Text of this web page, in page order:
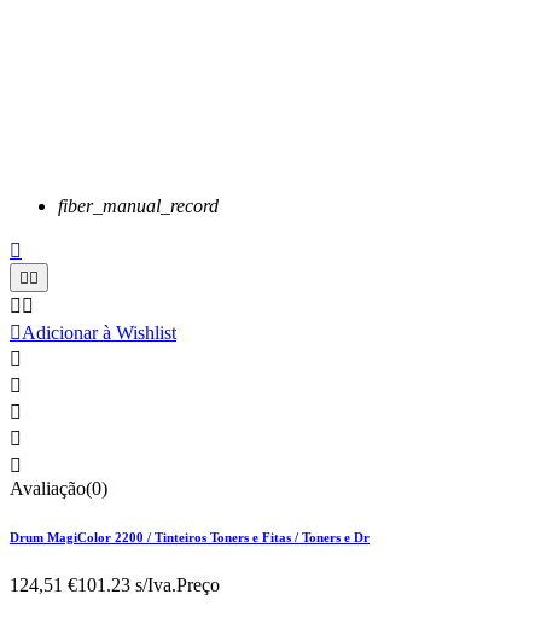
fiber_manual_record

 
 
Adicionar à Wishlist





Avaliação(0)
Drum MagiColor 2200 / Tinteiros Toners e Fitas / Toners e Dr
124,51 €101.23 s/Iva.Preço